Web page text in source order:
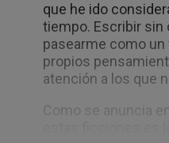
que he ido
tiempo. Escribir sin
pasearme como
propios
atención a los que
Como se anuncia